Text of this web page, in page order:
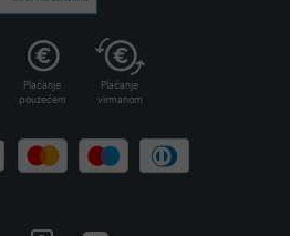
Plaćanje
pouzećem
Plaćanje
virmanom